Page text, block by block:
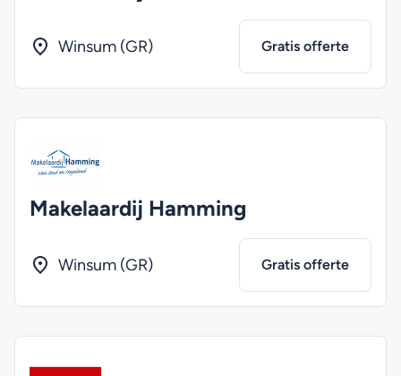
Winsum (GR) Gratis offerte
Makelaardij Hamming
Winsum (GR) Gratis offerte